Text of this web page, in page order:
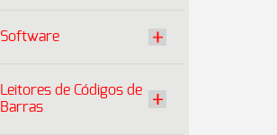
Software
Leitores de Códigos de
Barras